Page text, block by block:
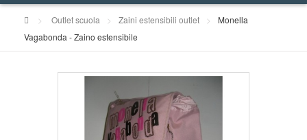
> Outlet scuola > Zaini estensibili outlet >
Monella
Vagabonda - Zaino estensibile